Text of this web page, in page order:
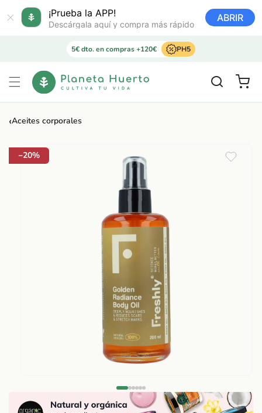
¡Prueba la APP!
Descárgala aquí y compra más rápido
ABRIR
directamente
al contenido
5€ dto. en compras +120€ PH5
Carrito
‹Aceites corporales
a la
información
multimedia
−20%